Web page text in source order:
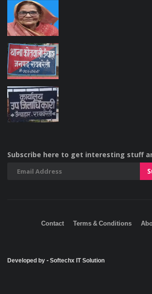
Subscribe here to get interesting stuff
Contact Terms & Conditions
Developed by - Softechx IT Solution